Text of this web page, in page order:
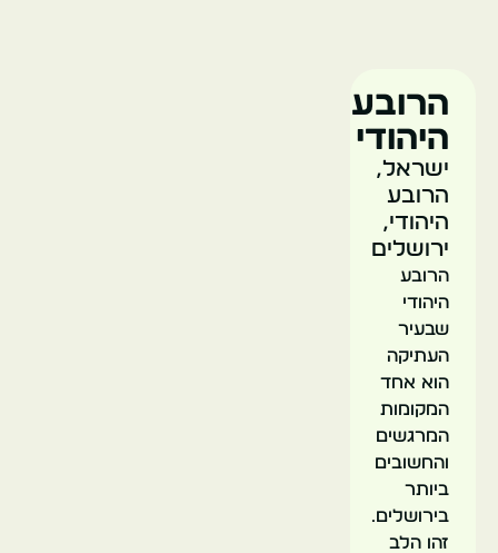
הרובע
היהודי
ישראל,
הרובע
היהודי,
ירושלים
הרובע
היהודי
שבעיר
העתיקה
הוא אחד
המקומות
המרגשים
והחשובים
ביותר
בירושלים.
זהו הלב